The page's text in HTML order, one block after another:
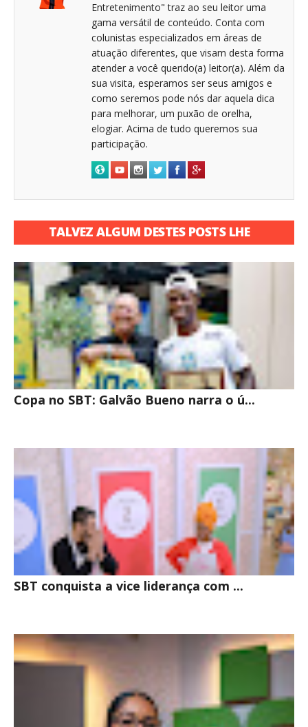
Entretenimento" traz ao seu leitor uma
gama versátil de conteúdo. Conta com
colunistas especializados em áreas de
atuação diferentes, que visam desta forma
atender a você querido(a) leitor(a). Além da
sua visita, esperamos ser seus amigos e
como seremos pode nós dar aquela dica
para melhorar, um puxão de orelha,
elogiar. Acima de tudo queremos sua
participação.
TALVEZ ALGUM DESTES POSTS LHE
Copa no SBT: Galvão Bueno narra o ú...
SBT conquista a vice liderança com ...